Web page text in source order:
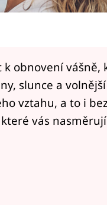
obnovení vášně,
slunce a
vztahu, a to i
vás